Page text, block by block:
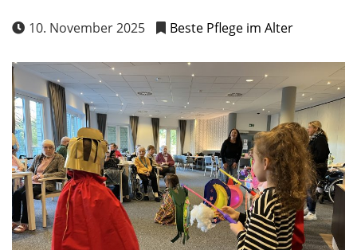
10. November 2025 Beste Pflege im Alter